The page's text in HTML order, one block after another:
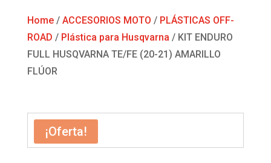
Home/ ACCESORIOS MOTO / PLÁSTICAS OFF-
ROAD / Plástica para Husqvarna / KIT ENDURO
FULL HUSQVARNA TE/FE (20-21) AMARILLO
FLÚOR
¡Oferta!